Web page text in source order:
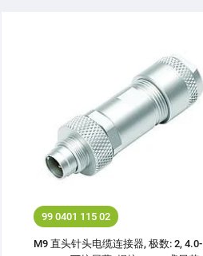
99 0401 115 02
M9 直头针头电缆连接器, 极数: 2, 4.0-